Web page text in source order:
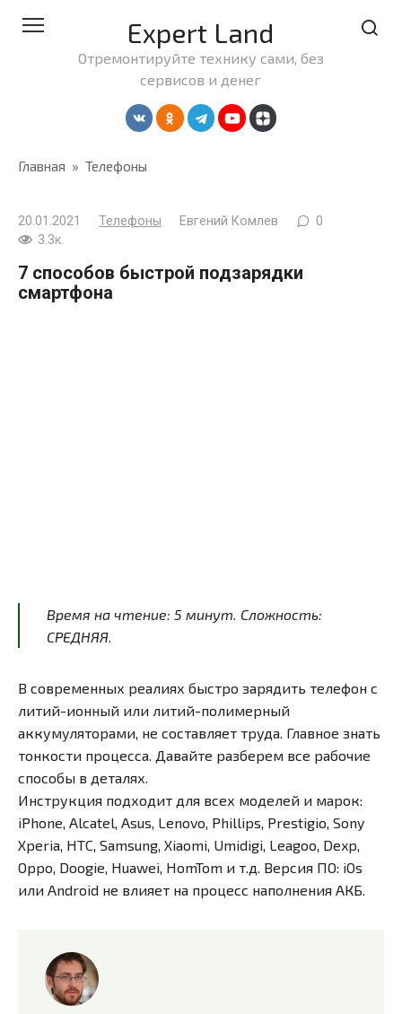
Expert Land
Отремонтируйте технику сами, без
сервисов и денег
Главная » Телефоны
20.01.2021 Телефоны Евгений Комлев
0
3.3к.
7 способов быстрой подзарядки
смартфона
Время на чтение: 5 минут. Сложность:
СРЕДНЯЯ.
В современных реалиях быстро зарядить телефон с
литий-ионный или литий-полимерный
аккумуляторами, не составляет труда. Главное знать
тонкости процесса. Давайте разберем все рабочие
способы в деталях.
Инструкция подходит для всех моделей и марок:
iPhone, Alcatel, Asus, Lenovo, Phillips, Prestigio, Sony
Xperia, HTC, Samsung, Xiaomi, Umidigi, Leagoo, Dexp,
Oppo, Doogie, Huawei, HomTom и т.д. Версия ПО: iOs
или Android не влияет на процесс наполнения АКБ.